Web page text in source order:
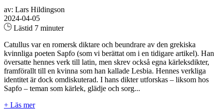
av: Lars Hildingson
2024-04-05
Lästid 7 minuter
Catullus var en romersk diktare och beundrare av den grekiska
kvinnliga poeten Sapfo (som vi berättat om i en tidigare artikel). Han
översatte hennes verk till latin, men skrev också egna kärleksdikter,
framförallt till en kvinna som han kallade Lesbia. Hennes verkliga
identitet är dock omdiskuterad. I hans dikter utforskas – liksom hos
Sapfo – teman som kärlek, glädje och sorg...
+ Läs mer